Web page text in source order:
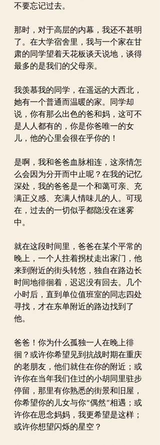
不要忘记过去。
那时，对于高层的内幕，我还不甚明
了。在大学宿舍里，我与一个家在甘
肃的同学望着天花板谈天说地，谈得
最多的是我们的父母亲。
我羡慕我的同学，在遥远的大西北，
她有一个普通而温暖的家。同学却
说，你有那么出色的爸和妈，这可不
是人人都有的，你是你爸唯一的女
儿，他的心里会很在乎你的！
是啊，我和爸爸血脉相连，这亲情怎
么会因为分开而中止呢？在我的记忆
深处，我的爸爸是一个和蔼可亲、充
满正义感、充满人情味儿的人。可现
在，过去的一切似乎都隐没在迷雾
中。
就在这段时间里，爸爸在某个平常的
晚上，一个人拄着拐杖走出家门，他
来到附近的街头转悠，独自在路边长
时间地徘徊着，迟迟没有回去。几个
小时后，直到单位值班室的同志四处
寻找，才在东单附近的路边找到了
他。
爸爸！你为什么孤独一人在晚上徘
徊？或许你希望见到抗战时期在重庆
的老朋友，他们就住在你的附近；或
许你在当年我们住过的小胡同里驻步
停留，那里有你熟悉的街景和旧屋，
你希望你的儿女与你“偶然”相遇；或
许你在思念妈妈，我更希望是这样；
或许你想望闪烁的星空？